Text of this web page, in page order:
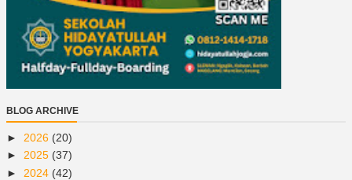
BLOG ARCHIVE
► 2026 (20)
► 2025 (37)
► 2024 (42)